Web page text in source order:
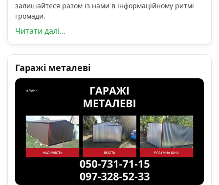
залишайтеся разом із нами в інформаційному ритмі
громади.
Читати далі...
Гаражі металеві